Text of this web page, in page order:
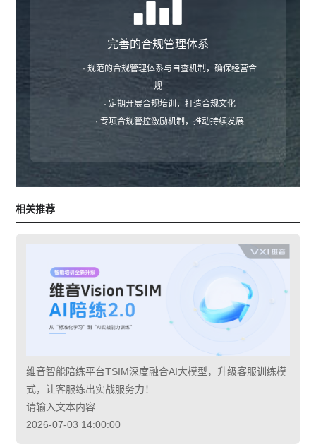
完善的合规管理体系
· 规范的合规管理体系与自查机制，确保经营合
规
· 定期开展合规培训，打造合规文化
· 专项合规管控激励机制，推动持续发展
相关推荐
维音智能陪练平台TSIM深度融合AI大模型，升级客服训练模
式，让客服练出实战服务力！
请输入文本内容
2026-07-03 14:00:00